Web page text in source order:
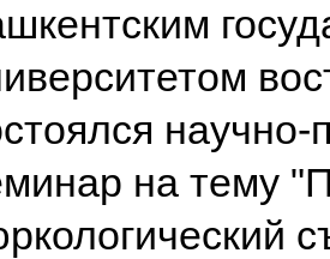
научно-
на тему